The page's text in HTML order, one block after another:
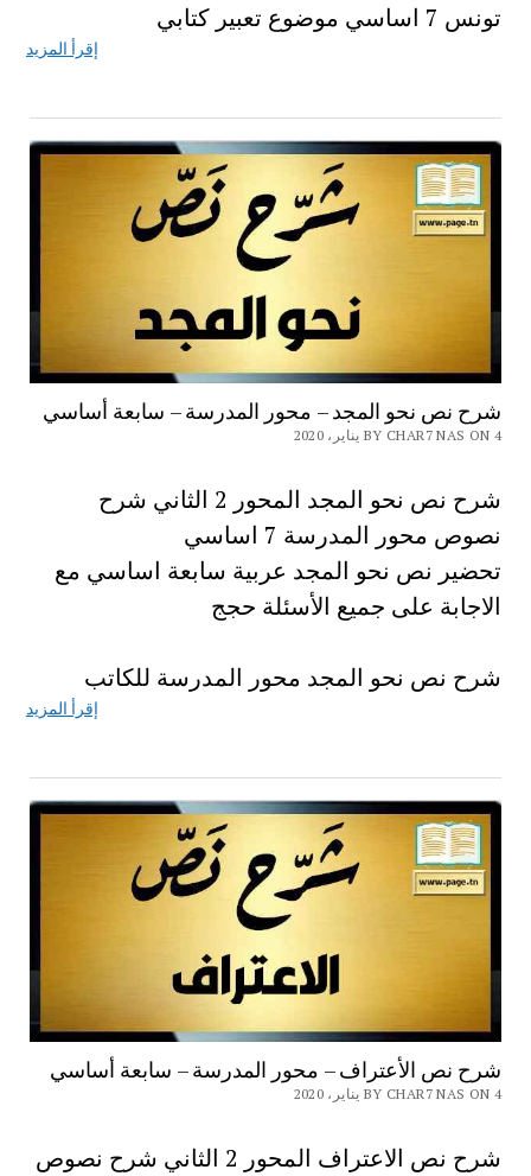
تونس 7 اساسي موضوع تعبير كتابي
إقرأ المزيد
شرح نص نحو المجد – محور المدرسة – سابعة أساسي
BY CHAR7 NAS ON 4 يناير، 2020
شرح نص نحو المجد المحور 2 الثاني شرح
نصوص محور المدرسة 7 اساسي
تحضير نص نحو المجد عربية سابعة اساسي مع
الاجابة على جميع الأسئلة حجج
شرح نص نحو المجد محور المدرسة للكاتب
إقرأ المزيد
شرح نص الأعتراف – محور المدرسة – سابعة أساسي
BY CHAR7 NAS ON 4 يناير، 2020
شرح نص الاعتراف المحور 2 الثاني شرح نصوص